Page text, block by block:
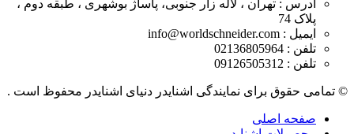
آدرس : تهران ، لاله زار جنوبی، پاساژ بوشهری ، طبقه دوم ،
پلاک 74
ایمیل : info@worldschneider.com
تلفن : 02136805964
تلفن : 09126505312
© تمامی حقوق برای نمایندگی اشنایدر دنیای اشنایدر محفوظ است .
صفحه اصلی